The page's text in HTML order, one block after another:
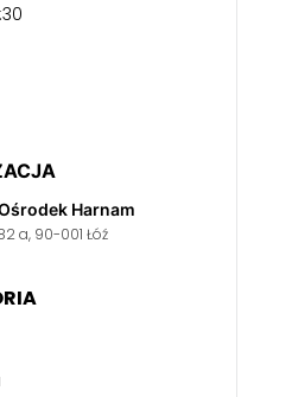
Harnam
a, 90-001 Łóź